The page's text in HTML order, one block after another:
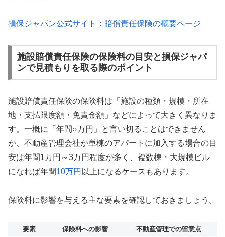
損保ジャパン公式サイト：賠償責任保険の概要ページ
施設賠償責任保険の保険料の目安と損保ジャパ
ンで見積もりを取る際のポイント
施設賠償責任保険の保険料は「施設の種類・規模・所在
地・支払限度額・免責金額」などによって大きく異なりま
す。一概に「年間○万円」と言い切ることはできません
が、不動産管理会社が単棟のアパートに加入する場合の目
安は年間1万円～3万円程度が多く、複数棟・大規模ビル
になれば年間10万円 以上になるケースもあります。
保険料に影響を与える主な要素を確認しておきましょう。
要素 保険料への影響 不動産管理での留意点